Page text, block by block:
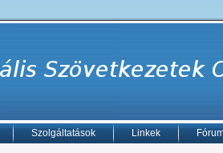
Szolgáltatások Linkek